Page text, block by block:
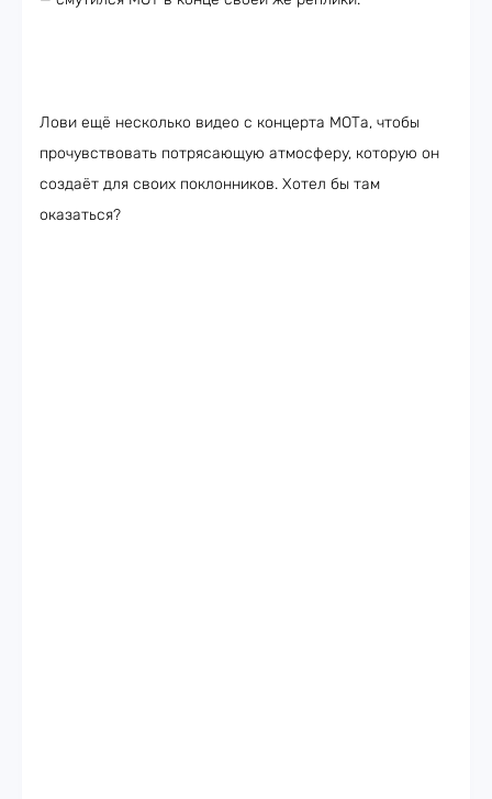
Лови ещё несколько видео с концерта МОТа, чтобы
прочувствовать потрясающую атмосферу, которую он
создаёт для своих поклонников. Хотел бы там
оказаться?